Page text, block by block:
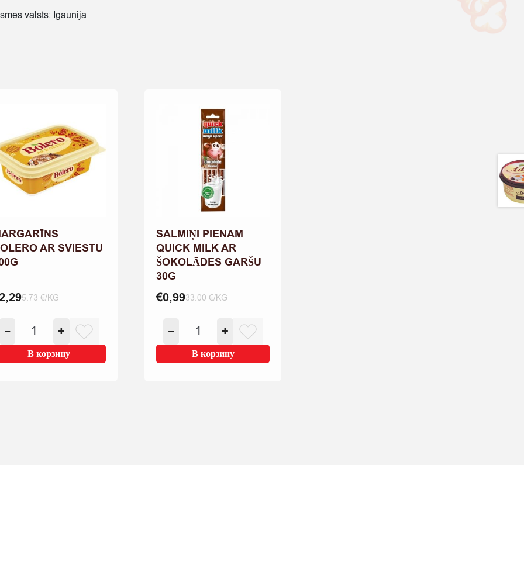
valsts: Igaunija
AR SVIESTU
5.73 €/KG
−
Количество
товара
BOLERO
+
В корзину
SALMIŅI PIENAM
QUICK MILK AR
ŠOKOLĀDES GARŠU
30G
€0,9933.00 €/KG
−
Количество
товара
SALMIŅI
PIENAM
+
В корзину